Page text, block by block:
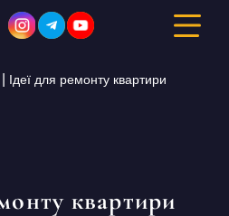
Ідеї ​​для ремонту квартири
квартири